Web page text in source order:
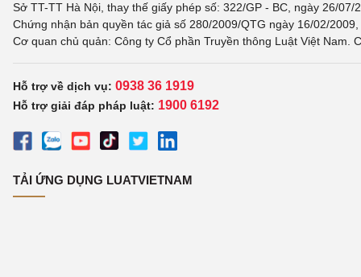
Sở TT-TT Hà Nội, thay thế giấy phép số: 322/GP - BC, ngày 26/
Chứng nhận bản quyền tác giả số 280/2009/QTG ngày 16/02/
Cơ quan chủ quản: Công ty Cổ phần Truyền thông Luật Việt Nam.
Hỗ trợ về dịch vụ: 0938 36 1919
Hỗ trợ giải đáp pháp luật: 1900 6192
TẢI ỨNG DỤNG LUATVIETNAM